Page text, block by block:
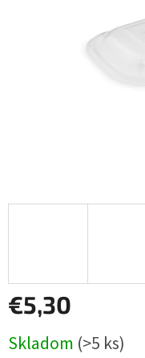
€5,30
cena:
Skladom (>5 ks)